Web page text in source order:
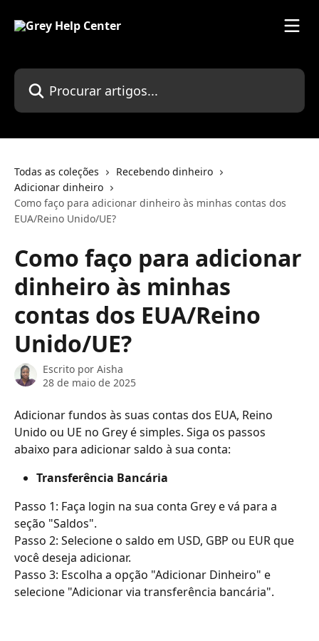
Procurar artigos...
Todas as coleções
Recebendo dinheiro
Adicionar dinheiro
Como faço para adicionar dinheiro às minhas contas dos
EUA/Reino Unido/UE?
Como faço para adicionar
dinheiro às minhas
contas dos EUA/Reino
Unido/UE?
Escrito por Aisha
28 de maio de 2025
Adicionar fundos às suas contas dos EUA, Reino
Unido ou UE no Grey é simples. Siga os passos
abaixo para adicionar saldo à sua conta:
Transferência Bancária
Passo 1: Faça login na sua conta Grey e vá para a
seção "Saldos".
Passo 2: Selecione o saldo em USD, GBP ou EUR que
você deseja adicionar.
Passo 3: Escolha a opção "Adicionar Dinheiro" e
selecione "Adicionar via transferência bancária".